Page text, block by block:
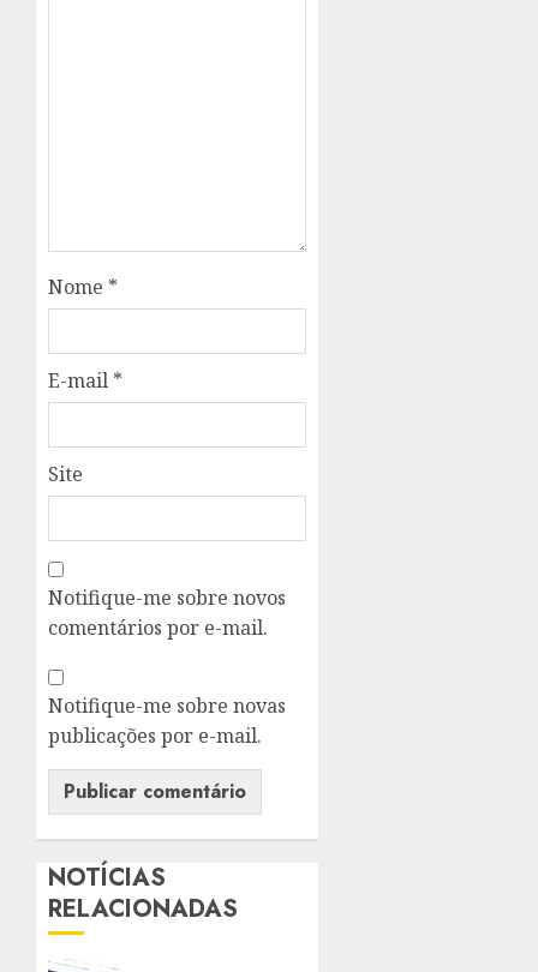
Nome *
E-mail *
Site
Notifique-me sobre novos
comentários por e-mail.
Notifique-me sobre novas
publicações por e-mail.
NOTÍCIAS
RELACIONADAS